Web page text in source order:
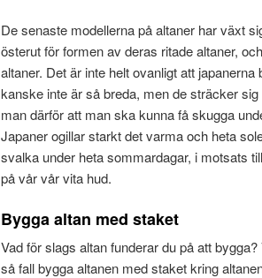
De senaste modellerna på altaner har växt
österut för formen av deras ritade altaner,
altaner. Det är inte helt ovanligt att
kanske inte är så breda, men de sträcker
man därför att man ska kunna få skugga
Japaner ogillar starkt det varma och heta
svalka under heta sommardagar, i motsats
på vår vår vita hud.
Bygga altan med staket
Vad för slags altan funderar du på att
så fall bygga altanen med staket kring